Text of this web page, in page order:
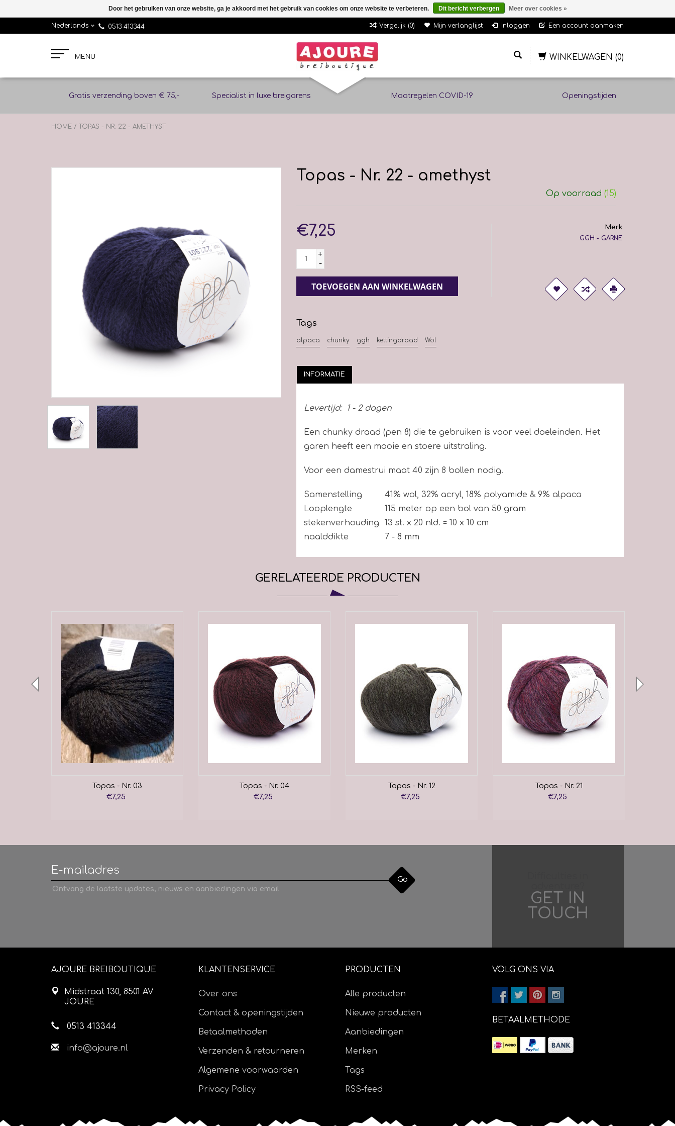
Nederlands 0513 413344 Vergelijk (0) Mijn verlanglijst Inloggen Een account aanmaken
MENU WINKELWAGEN (0)
Gratis verzending boven € 75,- Specialist in luxe breigarens Maatregelen COVID-19 Openingstijden
HOME / TOPAS - NR. 22 - AMETHYST
Topas - Nr. 22 - amethyst
Op voorraad (15)
€7,25
+
-
TOEVOEGEN AAN WINKELWAGEN
Merk
GGH - GARNE
Tags
alpaca chunky ggh kettingdraad Wol
INFORMATIE
Levertijd: 1 - 2 dagen
Een chunky draad (pen 8) die te gebruiken is voor veel doeleinden. Het
garen heeft een mooie en stoere uitstraling.
Voor een damestrui maat 40 zijn 8 bollen nodig.
Samenstelling
41% wol, 32% acryl, 18% polyamide & 9% alpaca
Looplengte
115 meter op een bol van 50 gram
stekenverhouding
13 st. x 20 nld. = 10 x 10 cm
naalddikte
7 - 8 mm
GERELATEERDE PRODUCTEN
Topas - Nr. 03
€7,25
Topas - Nr. 04
€7,25
Topas - Nr. 12
€7,25
Topas - Nr. 21
€7,25
Go
Ontvang de laatste updates, nieuws en aanbiedingen via email
GET IN
TOUCH
AJOURE BREIBOUTIQUE
Midstraat 130, 8501 AV
JOURE
0513 413344
info@ajoure.nl
KLANTENSERVICE
Over ons
Contact & openingstijden
Betaalmethoden
Verzenden & retourneren
Algemene voorwaarden
Privacy Policy
PRODUCTEN
Alle producten
Nieuwe producten
Aanbiedingen
Merken
Tags
RSS-feed
VOLG ONS VIA
BETAALMETHODE
Door het gebruiken van onze website, ga je akkoord met het gebruik van cookies om onze website te verbeteren. Dit bericht verbergen Meer over cookies »